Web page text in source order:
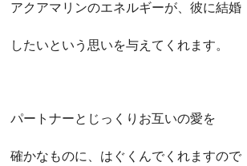
アクアマリンのエネルギーが、彼に結婚
したいという思いを与えてくれます。
パートナーとじっくりお互いの愛を
確かなものに、はぐくんでくれますので